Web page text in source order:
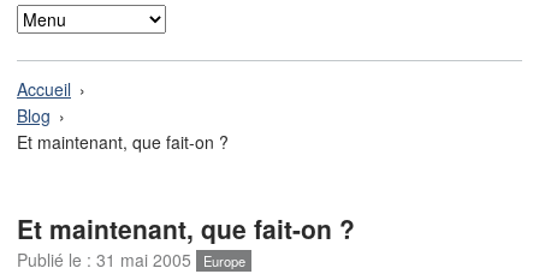
Accueil
Blog
Et maintenant, que fait-on ?
Et maintenant, que fait-on ?
Publié le : 31 mai 2005 Europe